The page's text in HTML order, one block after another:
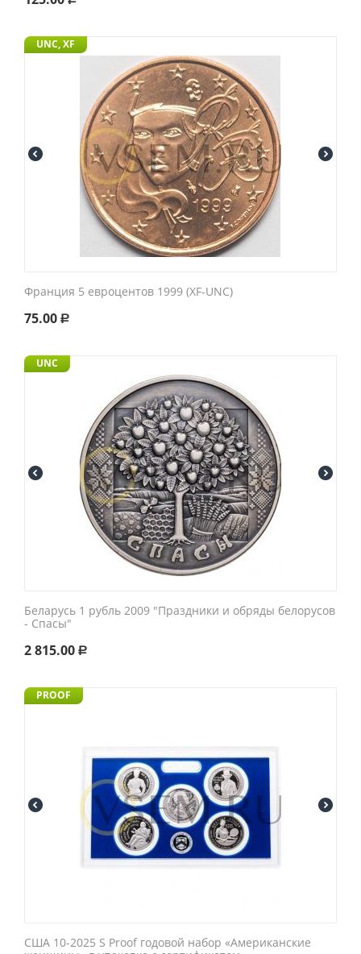
UNC, XF
Франция 5 евроцентов 1999 (XF-UNC)
75.00 Р
UNC
Беларусь 1 рубль 2009 "Праздники и обряды белорусов
- Спасы"
2 815.00 Р
PROOF
США 10-2025 S Proof годовой набор «Американские